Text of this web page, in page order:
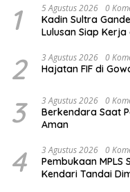
1 5 Agustus 2026 0
Kadin Sultra
Lulusan Siap
2 3 Agustus 2026 0
Hajatan FIF di
3 3 Agustus 2026 0
Berkendara Saat
Aman
4 3 Agustus 2026 0
Pembukaan
Kendari Tandai